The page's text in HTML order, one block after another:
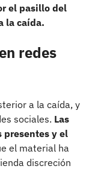
el pasillo del
la caída.
redes
a la caída, y
sociales. Las
presentes y el
el material ha
discreción